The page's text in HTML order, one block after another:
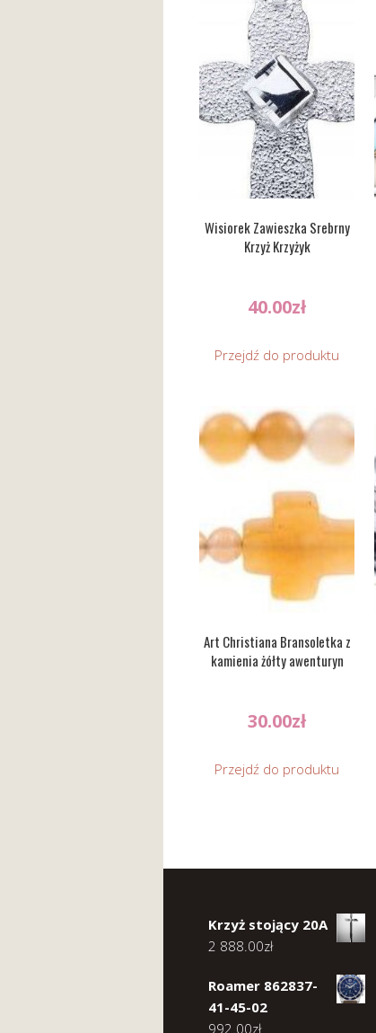
Wisiorek Zawieszka Srebrny
Krzyż Krzyżyk
40.00zł
Przejdź do produktu
Art Christiana Bransoletka z
kamienia żółty awenturyn
30.00zł
Przejdź do produktu
Krzyż stojący 20A
2 888.00zł
Roamer 862837-
41-45-02
992.00zł